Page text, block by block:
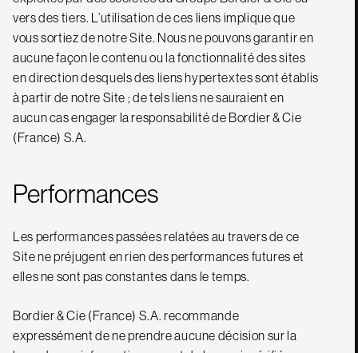
vers des tiers. L’utilisation de ces liens implique que
vous sortiez de notre Site. Nous ne pouvons garantir en
aucune façon le contenu ou la fonctionnalité des sites
en direction desquels des liens hypertextes sont établis
à partir de notre Site ; de tels liens ne sauraient en
aucun cas engager la responsabilité de Bordier & Cie
(France) S.A.
Performances
Les performances passées relatées au travers de ce
Site ne préjugent en rien des performances futures et
elles ne sont pas constantes dans le temps.
Bordier & Cie (France) S.A. recommande
expressément de ne prendre aucune décision sur la